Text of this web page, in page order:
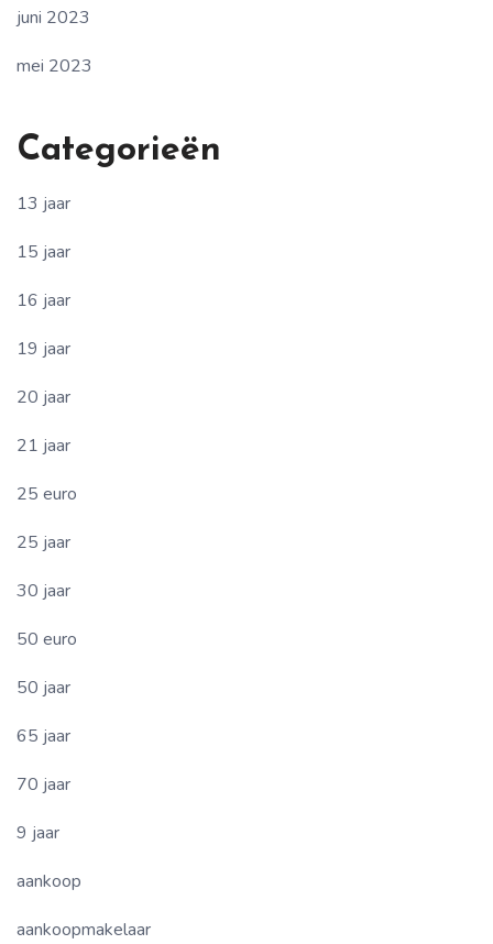
juni 2023
mei 2023
Categorieën
13 jaar
15 jaar
16 jaar
19 jaar
20 jaar
21 jaar
25 euro
25 jaar
30 jaar
50 euro
50 jaar
65 jaar
70 jaar
9 jaar
aankoop
aankoopmakelaar